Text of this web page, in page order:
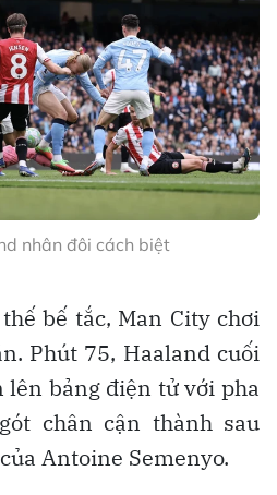
nhân đôi cách biệt
bế tắc, Man City chơi
Phút 75, Haaland cuối
lên bảng điện tử với pha
chân cận thành sau
Antoine Semenyo.